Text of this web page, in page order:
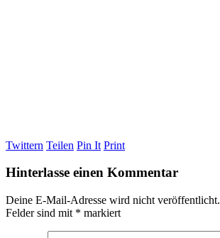
Twittern Teilen Pin It Print
Hinterlasse einen Kommentar
Deine E-Mail-Adresse wird nicht veröffentlicht.
Felder sind mit * markiert